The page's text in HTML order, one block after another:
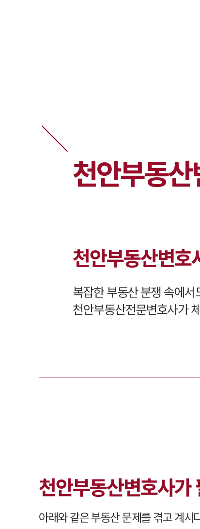
천안부동
천안부동산변호
복잡한 부동산 분쟁 속에
천안부동산전문변호사가
천안부동산변호사가
아래와 같은 부동산 문제를 겪고 계시